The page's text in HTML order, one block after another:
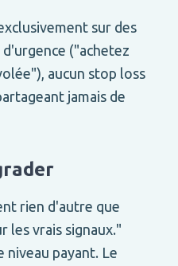
sur des
("achetez
aucun stop loss
jamais de
rien d'autre que
les vrais signaux."
niveau payant. Le